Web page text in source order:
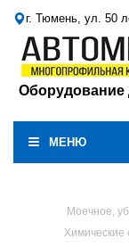
г. Тюмень, ул. 50
МЕНЮ
Моечное,
Химические